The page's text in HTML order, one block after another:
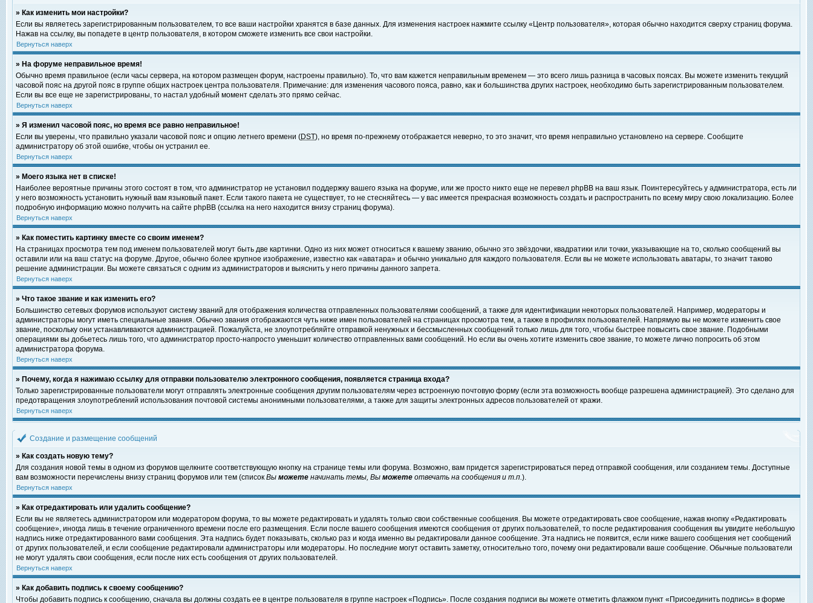
» Как изменить мои настройки?
Если вы являетесь зарегистрированным пользователем, то все ваши настройки хранятся в базе данных. Для изменения настроек нажмите ссылку «Центр пользователя», которая обычно находится сверху страниц форума.
Нажав на ссылку, вы попадете в центр пользователя, в котором сможете изменить все свои настройки.
Вернуться наверх
» На форуме неправильное время!
Обычно время правильное (если часы сервера, на котором размещен форум, настроены правильно). То, что вам кажется неправильным временем — это всего лишь разница в часовых поясах. Вы можете изменить текущий
часовой пояс на другой пояс в группе общих настроек центра пользователя. Примечание: для изменения часового пояса, равно, как и большинства других настроек, необходимо быть зарегистрированным пользователем.
Если вы все еще не зарегистрированы, то настал удобный момент сделать это прямо сейчас.
Вернуться наверх
» Я изменил часовой пояс, но время все равно неправильное!
Если вы уверены, что правильно указали часовой пояс и опцию летнего времени (DST), но время по-прежнему отображается неверно, то это значит, что время неправильно установлено на сервере. Сообщите
администратору об этой ошибке, чтобы он устранил ее.
Вернуться наверх
» Моего языка нет в списке!
Наиболее вероятные причины этого состоят в том, что администратор не установил поддержку вашего языка на форуме, или же просто никто еще не перевел phpBB на ваш язык. Поинтересуйтесь у администратора, есть ли
у него возможность установить нужный вам языковый пакет. Если такого пакета не существует, то не стесняйтесь — у вас имеется прекрасная возможность создать и распространить по всему миру свою локализацию. Более
подробную информацию можно получить на сайте phpBB (ссылка на него находится внизу страниц форума).
Вернуться наверх
» Как поместить картинку вместе со своим именем?
На страницах просмотра тем под именем пользователей могут быть две картинки. Одно из них может относиться к вашему званию, обычно это звёздочки, квадратики или точки, указывающие на то, сколько сообщений вы
оставили или на ваш статус на форуме. Другое, обычно более крупное изображение, известно как «аватара» и обычно уникально для каждого пользователя. Если вы не можете использовать аватары, то значит таково
решение администрации. Вы можете связаться с одним из администраторов и выяснить у него причины данного запрета.
Вернуться наверх
» Что такое звание и как изменить его?
Большинство сетевых форумов используют систему званий для отображения количества отправленных пользователями сообщений, а также для идентификации некоторых пользователей. Например, модераторы и
администраторы могут иметь специальные звания. Обычно звания отображаются чуть ниже имен пользователей на страницах просмотра тем, а также в профилях пользователей. Напрямую вы не можете изменить свое
звание, поскольку они устанавливаются администрацией. Пожалуйста, не злоупотребляйте отправкой ненужных и бессмысленных сообщений только лишь для того, чтобы быстрее повысить свое звание. Подобными
операциями вы добьетесь лишь того, что администратор просто-напросто уменьшит количество отправленных вами сообщений. Но если вы очень хотите изменить свое звание, то можете лично попросить об этом
администратора форума.
Вернуться наверх
» Почему, когда я нажимаю ссылку для отправки пользователю электронного сообщения, появляется страница входа?
Только зарегистрированные пользователи могут отправлять электронные сообщения другим пользователям через встроенную почтовую форму (если эта возможность вообще разрешена администрацией). Это сделано для
предотвращения злоупотреблений использования почтовой системы анонимными пользователями, а также для защиты электронных адресов пользователей от кражи.
Вернуться наверх
Создание и размещение сообщений
» Как создать новую тему?
Для создания новой темы в одном из форумов щелкните соответствующую кнопку на странице темы или форума. Возможно, вам придется зарегистрироваться перед отправкой сообщения, или созданием темы. Доступные
вам возможности перечислены внизу страниц форумов или тем (список Вы можете начинать темы, Вы можете отвечать на сообщения и т.п.).
Вернуться наверх
» Как отредактировать или удалить сообщение?
Если вы не являетесь администратором или модератором форума, то вы можете редактировать и удалять только свои собственные сообщения. Вы можете отредактировать свое сообщение, нажав кнопку «Редактировать
сообщение», иногда лишь в течение ограниченного времени после его размещения. Если после вашего сообщения имеются сообщения от других пользователей, то после редактирования сообщения вы увидите небольшую
надпись ниже отредактированного вами сообщения. Эта надпись будет показывать, сколько раз и когда именно вы редактировали данное сообщение. Эта надпись не появится, если ниже вашего сообщения нет сообщений
от других пользователей, и если сообщение редактировали администраторы или модераторы. Но последние могут оставить заметку, относительно того, почему они редактировали ваше сообщение. Обычные пользователи
не могут удалять свои сообщения, если после них есть сообщения от других пользователей.
Вернуться наверх
» Как добавить подпись к своему сообщению?
Чтобы добавить подпись к сообщению, сначала вы должны создать ее в центре пользователя в группе настроек «Подпись». После создания подписи вы можете отметить флажком пункт «Присоединить подпись» в форме